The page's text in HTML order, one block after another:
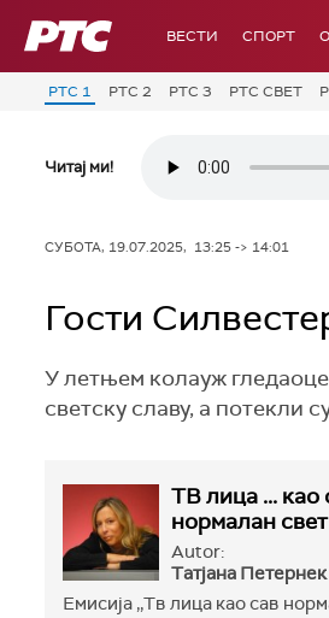
РТС ВЕСТИ СПОРТ
РТС 1 РТС 2 РТС 3 РТС СВЕТ
Читај ми!
СУБОТА, 19.07.2025, 13:25 -> 14:01
Гости
У летњем колауж
светску славу, а потекли
ТВ лица ... као
нормалан свет
Autor:
Тaтjaнa
Емисија ,,Тв лица као сав